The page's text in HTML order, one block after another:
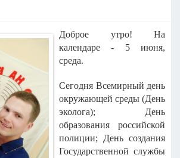
Доброе утро! На
календаре - 5 июня,
среда.
Сегодня Всемирный день
окружающей среды (День
эколога); День
образования российской
полиции; День создания
Государственной службы